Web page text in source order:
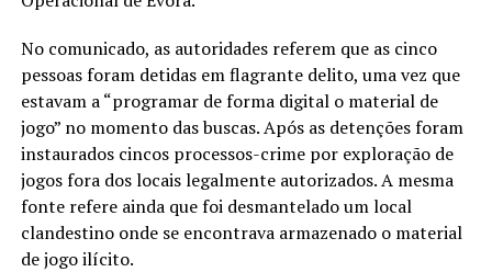
No comunicado, as autoridades referem que as cinco
pessoas foram detidas em flagrante delito, uma vez que
estavam a “programar de forma digital o material de
jogo” no momento das buscas. Após as detenções foram
instaurados cincos processos-crime por exploração de
jogos fora dos locais legalmente autorizados. A mesma
fonte refere ainda que foi desmantelado um local
clandestino onde se encontrava armazenado o material
de jogo ilícito.